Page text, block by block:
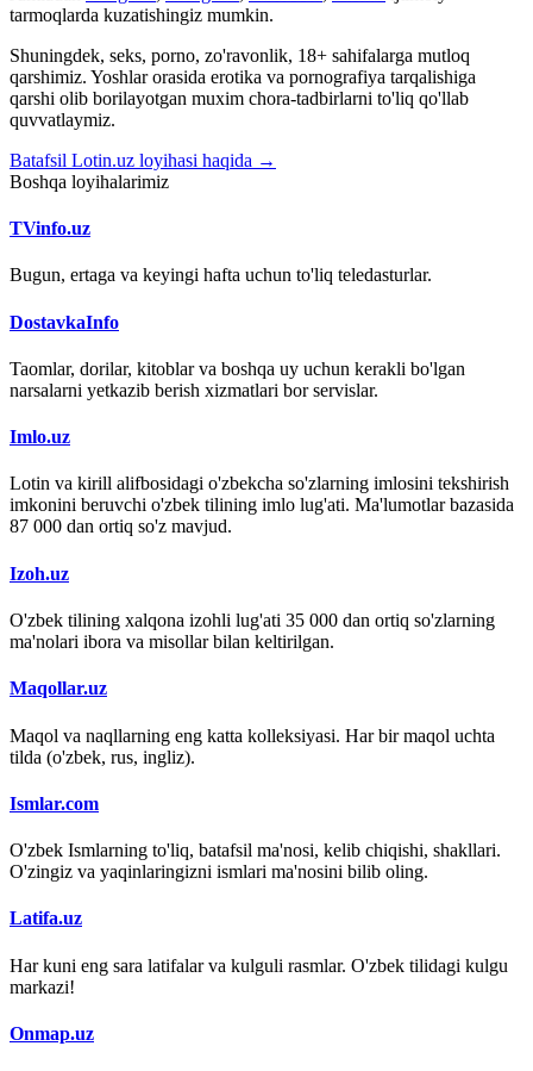
tarmoqlarda kuzatishingiz mumkin.
Shuningdek, seks, porno, zo'ravonlik, 18+ sahifalarga mutloq
qarshimiz. Yoshlar orasida erotika va pornografiya tarqalishiga
qarshi olib borilayotgan muxim chora-tadbirlarni to'liq qo'llab
quvvatlaymiz.
Batafsil Lotin.uz loyihasi haqida →
Boshqa loyihalarimiz
TVinfo.uz
Bugun, ertaga va keyingi hafta uchun to'liq teledasturlar.
DostavkaInfo
Taomlar, dorilar, kitoblar va boshqa uy uchun kerakli bo'lgan
narsalarni yetkazib berish xizmatlari bor servislar.
Imlo.uz
Lotin va kirill alifbosidagi o'zbekcha so'zlarning imlosini tekshirish
imkonini beruvchi o'zbek tilining imlo lug'ati. Ma'lumotlar bazasida
87 000 dan ortiq so'z mavjud.
Izoh.uz
O'zbek tilining xalqona izohli lug'ati 35 000 dan ortiq so'zlarning
ma'nolari ibora va misollar bilan keltirilgan.
Maqollar.uz
Maqol va naqllarning eng katta kolleksiyasi. Har bir maqol uchta
tilda (o'zbek, rus, ingliz).
Ismlar.com
O'zbek Ismlarning to'liq, batafsil ma'nosi, kelib chiqishi, shakllari.
O'zingiz va yaqinlaringizni ismlari ma'nosini bilib oling.
Latifa.uz
Har kuni eng sara latifalar va kulguli rasmlar. O'zbek tilidagi kulgu
markazi!
Onmap.uz